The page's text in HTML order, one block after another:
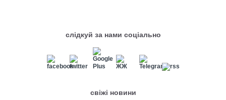
слідкуй за нами соціально
свіжі новини